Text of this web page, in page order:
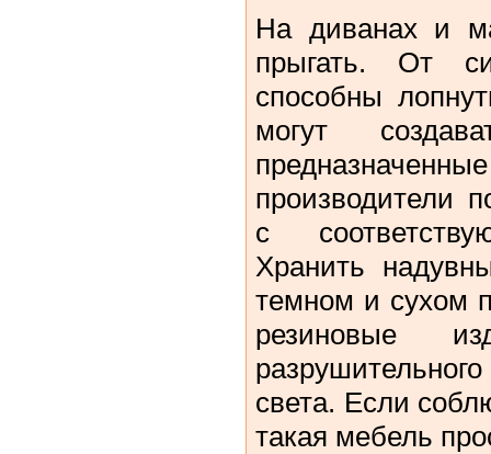
На диванах и
прыгать. От
способны
могут
производители
с
Хранить
темном и сухом
резиновые
света. Если
такая мебель